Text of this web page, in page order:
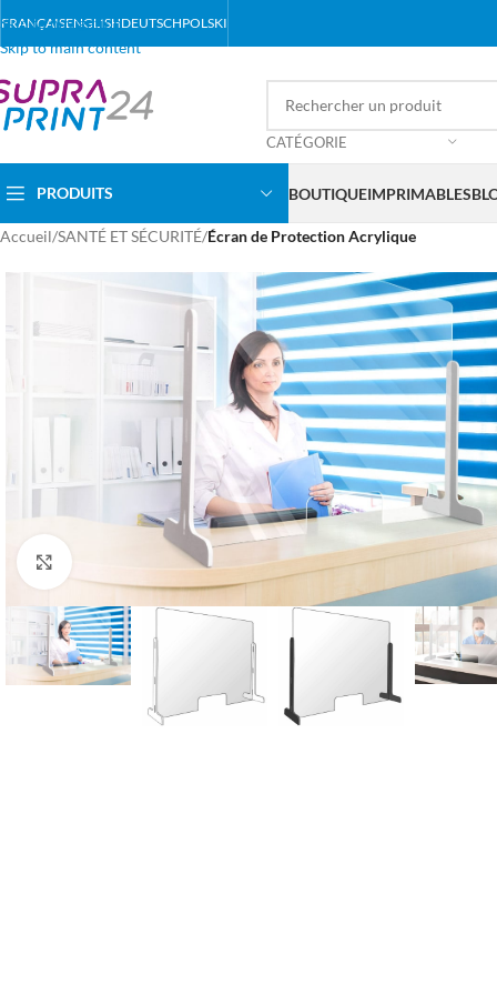
Skip to navigation
Skip to main content
FRANÇAISENGLISHDEUTSCHPOLSKI
CATÉGORIE
PRODUITS BOUTIQUEIMPRIMABLES
Accueil/SANTÉ ET SÉCURITÉ/Écran de Protection Acrylique